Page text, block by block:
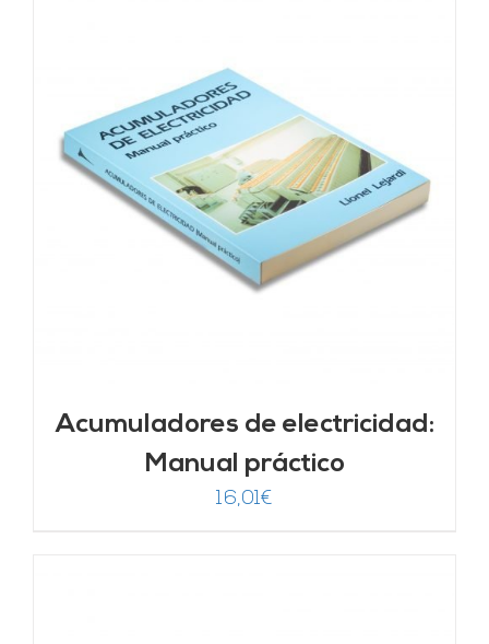
Acumuladores de electricidad:
Manual práctico
16,01€